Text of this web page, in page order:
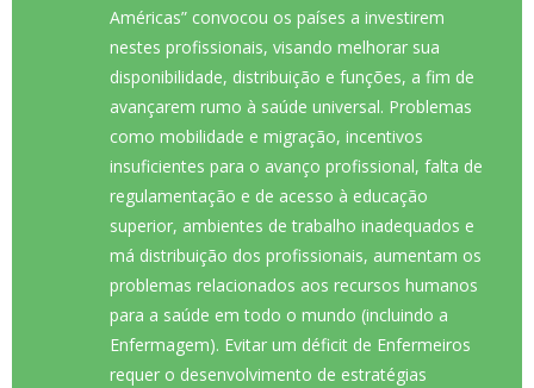
Américas” convocou os países a investirem
nestes profissionais, visando melhorar sua
disponibilidade, distribuição e funções, a fim de
avançarem rumo à saúde universal. Problemas
como mobilidade e migração, incentivos
insuficientes para o avanço profissional, falta de
regulamentação e de acesso à educação
superior, ambientes de trabalho inadequados e
má distribuição dos profissionais, aumentam os
problemas relacionados aos recursos humanos
para a saúde em todo o mundo (incluindo a
Enfermagem). Evitar um déficit de Enfermeiros
requer o desenvolvimento de estratégias